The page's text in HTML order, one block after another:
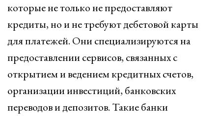
которые не только не предоставляют
кредиты, но и не требуют дебетовой карты
для платежей. Они специализируются на
предоставлении сервисов, связанных с
открытием и ведением кредитных счетов,
организации инвестиций, банковских
переводов и депозитов. Такие банки